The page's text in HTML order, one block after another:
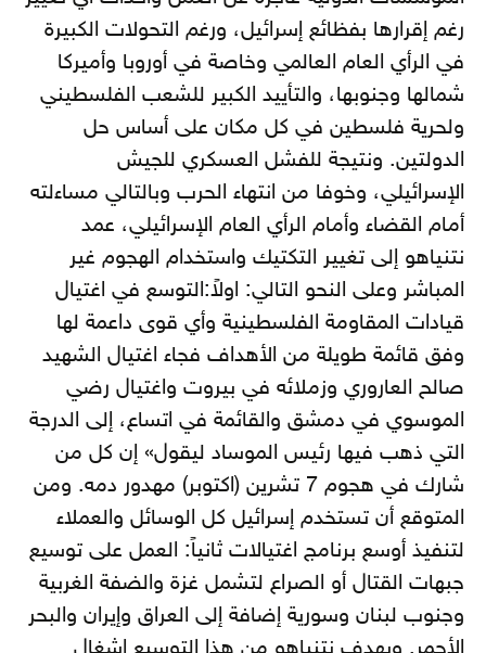
رغم إقرارها بفظائع إسرائيل، ورغم التحولات الكبيرة
في الرأي العام العالمي وخاصة في أوروبا وأميركا
شمالها وجنوبها، والتأييد الكبير للشعب الفلسطيني
ولحرية فلسطين في كل مكان على أساس حل
الدولتين. ونتيجة للفشل العسكري للجيش
الإسرائيلي، وخوفا من انتهاء الحرب وبالتالي مساءلته
أمام القضاء وأمام الرأي العام الإسرائيلي، عمد
نتنياهو إلى تغيير التكتيك واستخدام الهجوم غير
المباشر وعلى النحو التالي: اولاً:التوسع في اغتيال
قيادات المقاومة الفلسطينية وأي قوى داعمة لها
وفق قائمة طويلة من الأهداف فجاء اغتيال الشهيد
صالح العاروري وزملائه في بيروت واغتيال رضي
الموسوي في دمشق والقائمة في اتساع، إلى الدرجة
التي ذهب فيها رئيس الموساد ليقول» إن كل من
شارك في هجوم 7 تشرين (اكتوبر) مهدور دمه. ومن
المتوقع أن تستخدم إسرائيل كل الوسائل والعملاء
لتنفيذ أوسع برنامج اغتيالات ثانياً: العمل على توسيع
جبهات القتال أو الصراع لتشمل غزة والضفة الغربية
وجنوب لبنان وسورية إضافة إلى العراق وإيران والبحر